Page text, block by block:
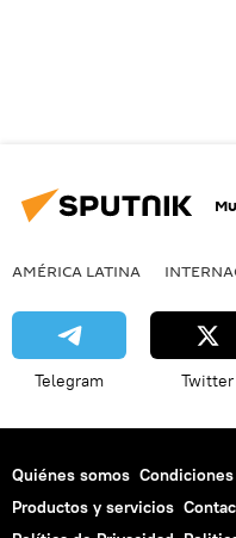
AMÉRICA LATINA
Telegram Twitter
Quiénes somos
Productos y servicios